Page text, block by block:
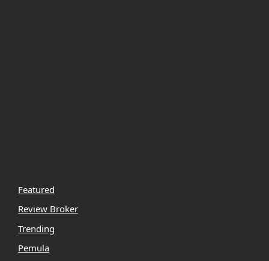
Featured
Review Broker
Trending
Pemula